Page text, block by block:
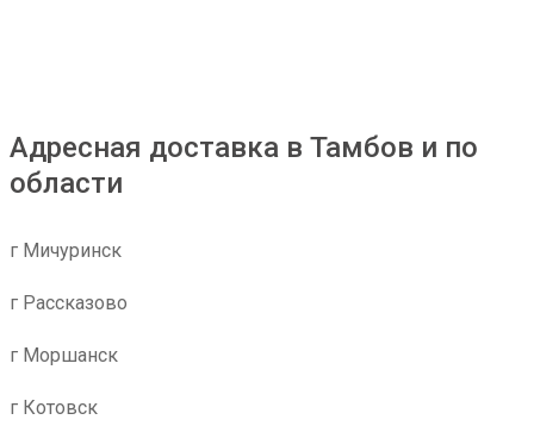
Адресная доставка в Тамбов и по
области
г Мичуринск
г Рассказово
г Моршанск
г Котовск